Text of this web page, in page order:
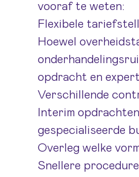
vooraf te weten:
Flexibele
Hoewel
opdracht en
Verschillende
Interim
gespecialiseerde
Overleg welke
Snellere